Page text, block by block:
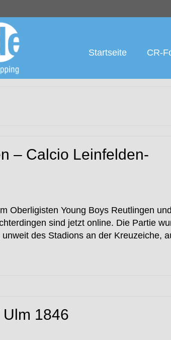
Startseite CR-
– Calcio Leinfelden-
Oberligisten Young Boys Reutlingen
sind jetzt online. Die Partie
des Stadions an der Kreuzeiche,
1846